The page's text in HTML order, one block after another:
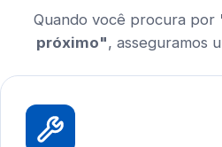
Quando você procura por
próximo", asseguramos